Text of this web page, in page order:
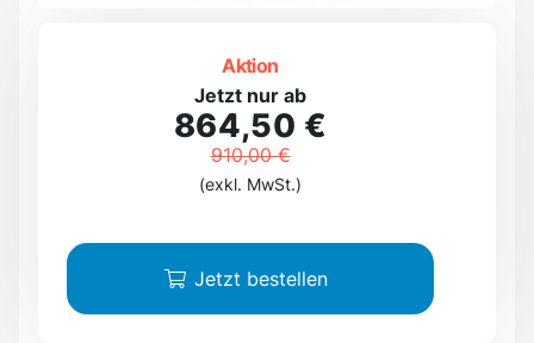
Aktion
Jetzt nur ab
864,50 €
910,00 €
(exkl. MwSt.)
Jetzt bestellen